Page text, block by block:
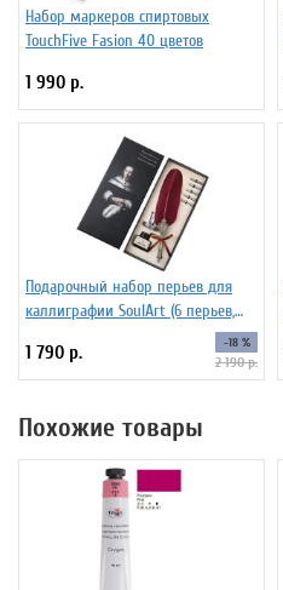
Набор маркеров спиртовых
TouchFive Fasion 40 цветов
1 990 р.
Подарочный набор перьев для
каллиграфии SoulArt (6 перьев,
1 790 р. -18 %
2 190 р.
Похожие товары